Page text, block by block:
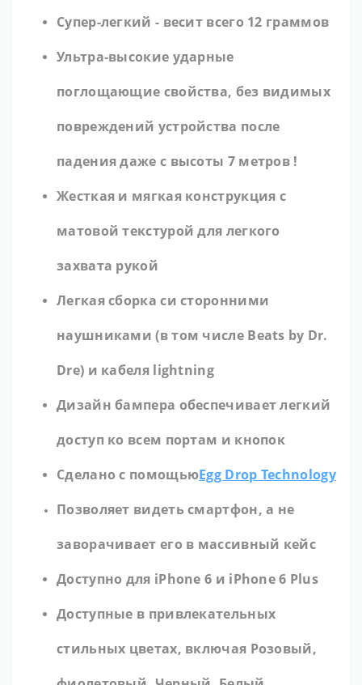
Супер-легкий - весит всего 12 граммов
Ультра-высокие ударные
поглощающие свойства, без видимых
повреждений устройства после
падения даже с высоты 7 метров !
Жесткая и мягкая конструкция с
матовой текстурой для легкого
захвата рукой
Легкая сборка си сторонними
наушниками (в том числе Beats by Dr.
Dre) и кабеля lightning
Дизайн бампера обеспечивает легкий
доступ ко всем портам и кнопок
Сделано с помощьюEgg Drop Technology
Позволяет видеть смартфон, а не
заворачивает его в массивный кейс
Доступно для iPhone 6 и iPhone 6 Plus
Доступные в привлекательных
стильных цветах, включая Розовый,